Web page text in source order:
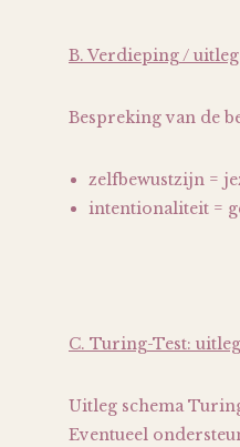
B. Verdieping / uitleg
Bespreking van de
zelfbewustzijn =
intentionaliteit =
C. Turing-Test: uitleg
Uitleg schema
Eventueel